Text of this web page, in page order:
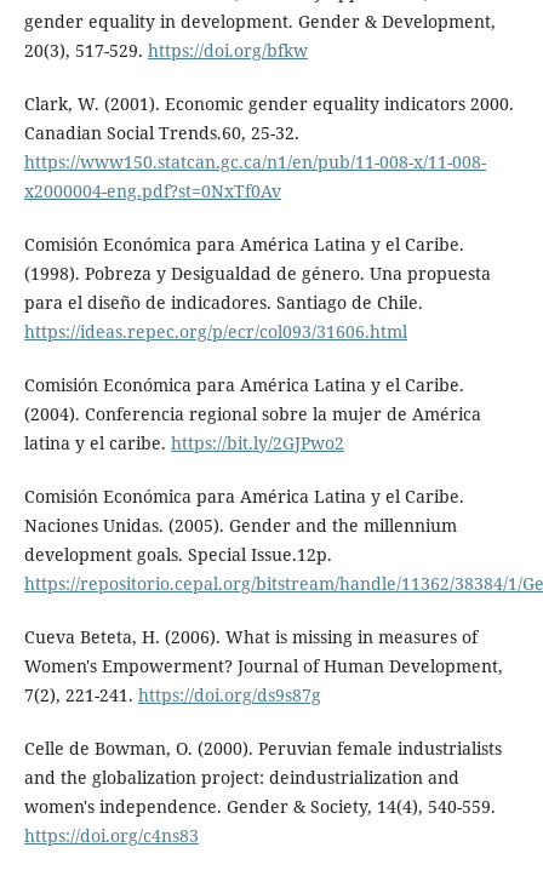
gender equality in development. Gender & Development,
20(3), 517-529. https://doi.org/bfkw
Clark, W. (2001). Economic gender equality indicators 2000.
Canadian Social Trends.60, 25-32.
https://www150.statcan.gc.ca/n1/en/pub/11-008-x/11-008-
x2000004-eng.pdf?st=0NxTf0Av
Comisión Económica para América Latina y el Caribe.
(1998). Pobreza y Desigualdad de género. Una propuesta
para el diseño de indicadores. Santiago de Chile.
https://ideas.repec.org/p/ecr/col093/31606.html
Comisión Económica para América Latina y el Caribe.
(2004). Conferencia regional sobre la mujer de América
latina y el caribe. https://bit.ly/2GJPwo2
Comisión Económica para América Latina y el Caribe.
Naciones Unidas. (2005). Gender and the millennium
development goals. Special Issue.12p.
https://repositorio.cepal.org/bitstream/handle/11362/38384/1/
Cueva Beteta, H. (2006). What is missing in measures of
Women's Empowerment? Journal of Human Development,
7(2), 221-241. https://doi.org/ds9s87g
Celle de Bowman, O. (2000). Peruvian female industrialists
and the globalization project: deindustrialization and
women's independence. Gender & Society, 14(4), 540-559.
https://doi.org/c4ns83